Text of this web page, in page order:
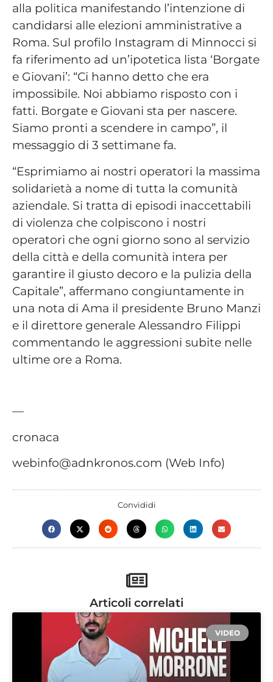
alla politica manifestando l’intenzione di
candidarsi alle elezioni amministrative a
Roma. Sul profilo Instagram di Minnocci si
fa riferimento ad un’ipotetica lista ‘Borgate
e Giovani’: “Ci hanno detto che era
impossibile. Noi abbiamo risposto con i
fatti. Borgate e Giovani sta per nascere.
Siamo pronti a scendere in campo”, il
messaggio di 3 settimane fa.
“Esprimiamo ai nostri operatori la massima
solidarietà a nome di tutta la comunità
aziendale. Si tratta di episodi inaccettabili
di violenza che colpiscono i nostri
operatori che ogni giorno sono al servizio
della città e della comunità intera per
garantire il giusto decoro e la pulizia della
Capitale”, affermano congiuntamente in
una nota di Ama il presidente Bruno Manzi
e il direttore generale Alessandro Filippi
commentando le aggressioni subite nelle
ultime ore a Roma.
—
cronaca
webinfo@adnkronos.com (Web Info)
Convididi
Articoli correlati
VIDEO